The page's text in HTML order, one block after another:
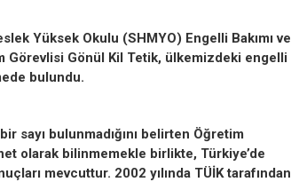
Yüksek Okulu (SHMYO) Engelli Bakımı ve
Görevlisi Gönül Kil Tetik, ülkemizdeki engelli
bulundu.
sayı bulunmadığını belirten Öğretim
olarak bilinmemekle birlikte, Türkiye’de
mevcuttur. 2002 yılında TÜİK tarafından